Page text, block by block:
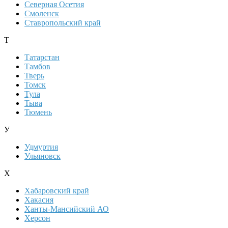
Северная Осетия
Смоленск
Ставропольский край
Т
Татарстан
Тамбов
Тверь
Томск
Тула
Тыва
Тюмень
У
Удмуртия
Ульяновск
Х
Хабаровский край
Хакасия
Ханты-Мансийский АО
Херсон